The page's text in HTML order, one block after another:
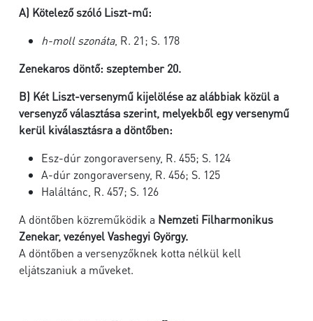
A) Kötelező szóló Liszt-mű:
h-moll szonáta, R. 21; S. 178
Zenekaros döntő: szeptember 20.
B) Két Liszt-versenymű kijelölése az alábbiak közül a
versenyző választása szerint, melyekből egy versenymű
kerül kiválasztásra a döntőben:
Esz-dúr zongoraverseny, R. 455; S. 124
A-dúr zongoraverseny, R. 456; S. 125
Haláltánc, R. 457; S. 126
A döntőben közreműködik a Nemzeti Filharmonikus
Zenekar, vezényel Vashegyi György.
A döntőben a versenyzőknek kotta nélkül kell
eljátszaniuk a műveket.